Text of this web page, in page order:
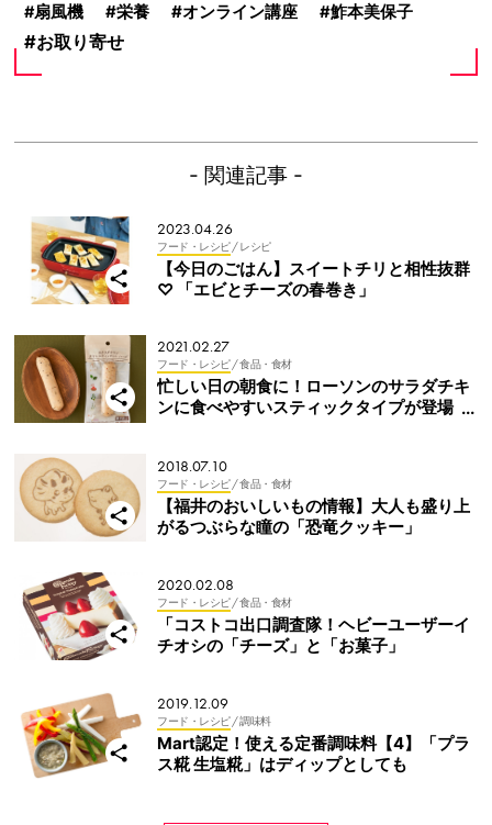
扇風機
栄養 オンライン講座 鮓本美保子
お取り寄せ
- 関連記事 -
2023.04.26
フード・レシピ/ レシピ
【今日のごはん】スイートチリと相性抜群
♡ 「エビとチーズの春巻き」
2021.02.27
フード・レシピ/ 食品・食材
忙しい日の朝食に！ローソンのサラダチキ
ンに食べやすいスティックタイプが登場
2018.07.10
フード・レシピ/ 食品・食材
【福井のおいしいもの情報】大人も盛り上
がるつぶらな瞳の「恐竜クッキー」
2020.02.08
フード・レシピ/ 食品・食材
「コストコ出口調査隊！ヘビーユーザーイ
チオシの「チーズ」と「お菓子」
2019.12.09
フード・レシピ/ 調味料
Mart認定！使える定番調味料【4】「プラ
ス糀 生塩糀」はディップとしても